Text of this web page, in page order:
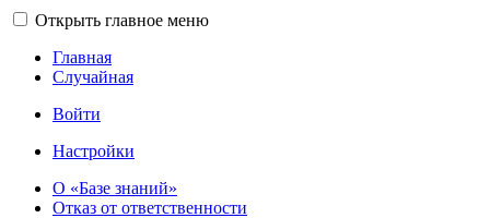
Открыть главное меню
Главная
Случайная
Войти
Настройки
О «Базе знаний»
Отказ от ответственности